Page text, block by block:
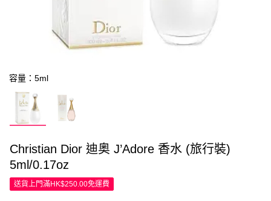
容量：5ml
Christian Dior 迪奥 J’Adore 香水 (旅行裝)
5ml/0.17oz
送貨上門滿HK$250.00免運費